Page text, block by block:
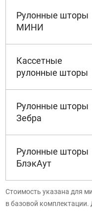
Рулонные шторы
МИНИ
Кассетные
рулонные шторы
Рулонные шторы
Зебра
Рулонные шторы
БлэкАут
Стоимость указана для
в базовой комплектации.